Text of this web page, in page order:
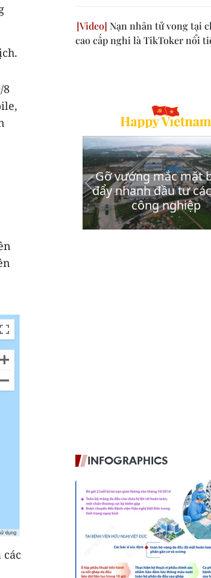
8
Nạn nhân tử vong tại
cao cấp nghi là TikToker nổi
INFOGRAPHICS